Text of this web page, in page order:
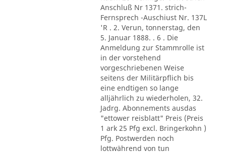
Anschluß Nr 1371. strich-
Fernsprech -Auschiust Nr. 137L
'R . 2. Verun, tonnerstag, den
5. Januar 1888. . 6 . Die
Anmeldung zur Stammrolle ist
in der vorstehend
vorgeschriebenen Weise
seitens der Militärpflich bis
eine endtigen so lange
alljährlich zu wiederholen, 32.
Jadrg. Abonnements ausdas
"ettower reisblatt" Preis (Preis
1 ark 25 Pfg excl. Bringerkohn )
Pfg. Postwerden noch
lottwährend von tun